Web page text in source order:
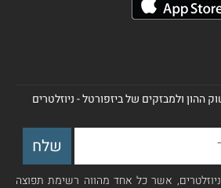
ההון ולמבזקים של ביזפורטל - ניוזלטרים
אשר כל אחד מהווה רשימת תפוצה